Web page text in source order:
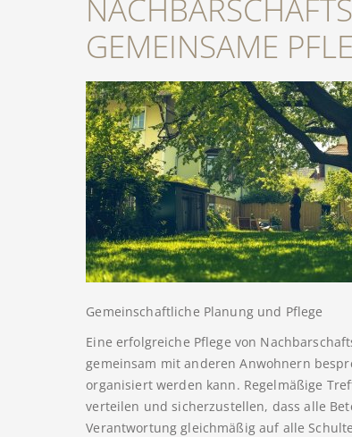
GEMEINSAME
Gemeinschaftliche Planung und Pflege
Eine erfolgreiche Pflege von
gemeinsam mit anderen Anwohnern
organisiert werden kann. Regelmäßige
verteilen und sicherzustellen, dass alle
Verantwortung gleichmäßig auf alle